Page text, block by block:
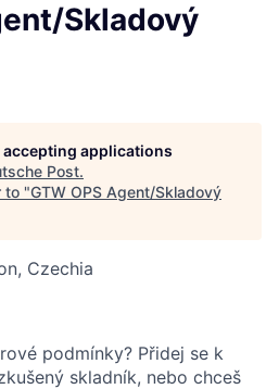
Skladový
applications
Post.
to "GTW OPS Agent/Skladový
Czechia
podmínky? Přidej se k
skladník, nebo chceš